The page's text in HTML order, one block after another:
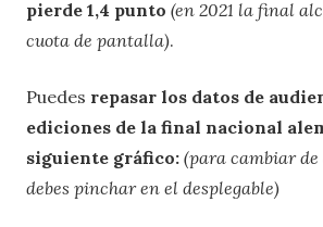
pierde 1,4 punto (en 2021 la final
cuota de pantalla).
Puedes repasar los datos de
ediciones de la final nacional
siguiente gráfico: (para cambiar
debes pinchar en el desplegable)